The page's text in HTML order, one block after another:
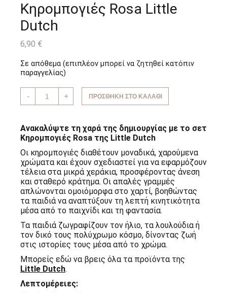
Κηρομπογιές Rosa Little
Dutch
6,90 €
Σε απόθεμα (επιπλέον μπορεί να ζητηθεί κατόπιν
παραγγελίας)
-
Κηρομπογιές
Rosa
Little
ποσότητα
+ ΠΡΟΣΘΉΚΗ ΣΤΟ ΚΑΛΆΘΙ
Ανακαλύψτε τη χαρά της δημιουργίας με το σετ
Κηρομπογιές Rosa της Little Dutch
Οι κηρομπογιές διαθέτουν μοναδικά, χαρούμενα
χρώματα και έχουν σχεδιαστεί για να εφαρμόζουν
τέλεια στα μικρά χεράκια, προσφέροντας άνεση
και σταθερό κράτημα. Οι απαλές γραμμές
απλώνονται ομοιόμορφα στο χαρτί, βοηθώντας
τα παιδιά να αναπτύξουν τη λεπτή κινητικότητα
μέσα από το παιχνίδι και τη φαντασία.
Τα παιδιά ζωγραφίζουν τον ήλιο, τα λουλούδια ή
τον δικό τους πολύχρωμο κόσμο, δίνοντας ζωή
στις ιστορίες τους μέσα από το χρώμα.
Μπορείς εδώ να βρεις όλα τα προϊόντα της
Little Dutch.
Λεπτομέρειες: